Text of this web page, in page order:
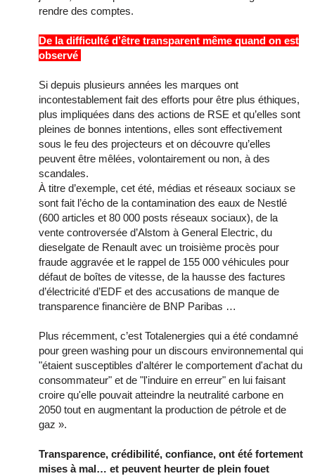
rendre des comptes.
De la difficulté d’être transparent même quand on est
observé
Si depuis plusieurs années les marques ont
incontestablement fait des efforts pour être plus éthiques,
plus impliquées dans des actions de RSE et qu’elles sont
pleines de bonnes intentions, elles sont effectivement
sous le feu des projecteurs et on découvre qu’elles
peuvent être mêlées, volontairement ou non, à des
scandales.
À titre d’exemple, cet été, médias et réseaux sociaux se
sont fait l’écho de la contamination des eaux de Nestlé
(600 articles et 80 000 posts réseaux sociaux), de la
vente controversée d’Alstom à General Electric, du
dieselgate de Renault avec un troisième procès pour
fraude aggravée et le rappel de 155 000 véhicules pour
défaut de boîtes de vitesse, de la hausse des factures
d’électricité d’EDF et des accusations de manque de
transparence financière de BNP Paribas …
Plus récemment, c’est Totalenergies qui a été condamné
pour green washing pour un discours environnemental qui
"étaient susceptibles d'altérer le comportement d'achat du
consommateur" et de "l'induire en erreur" en lui faisant
croire qu'elle pouvait atteindre la neutralité carbone en
2050 tout en augmentant la production de pétrole et de
gaz ».
Transparence, crédibilité, confiance, ont été fortement
mises à mal… et peuvent heurter de plein fouet